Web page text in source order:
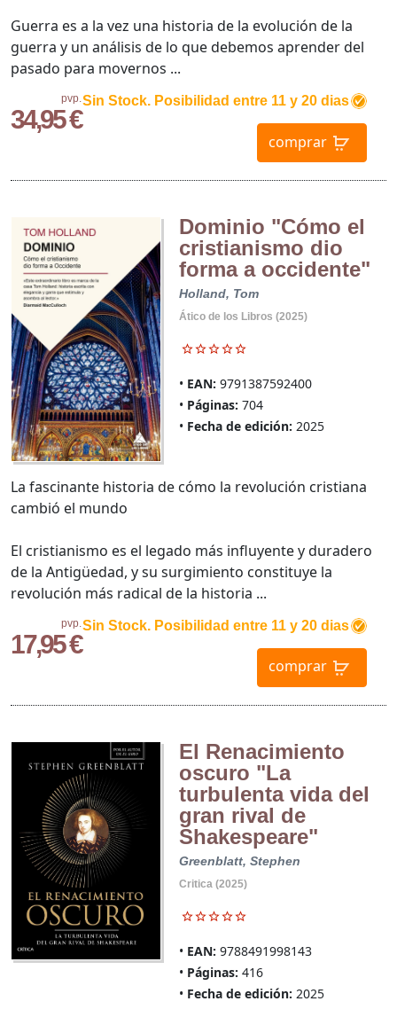
pvp.
34,95 €
Sin Stock. Posibilidad entre 11 y 20 dias
comprar
Guerra es a la vez una historia de la evolución de la
guerra y un análisis de lo que debemos aprender del
pasado para movernos ...
Dominio "Cómo el
cristianismo dio
forma a occidente"
Holland, Tom
Ático de los Libros (2025)
EAN: 9791387592400
Páginas: 704
Fecha de edición: 2025
pvp.
17,95 €
Sin Stock. Posibilidad entre 11 y 20 dias
comprar
La fascinante historia de cómo la revolución cristiana
cambió el mundo
El cristianismo es el legado más influyente y duradero
de la Antigüedad, y su surgimiento constituye la
revolución más radical de la historia ...
El Renacimiento
oscuro "La
turbulenta vida del
gran rival de
Shakespeare"
Greenblatt, Stephen
Critica (2025)
EAN: 9788491998143
Páginas: 416
Fecha de edición: 2025